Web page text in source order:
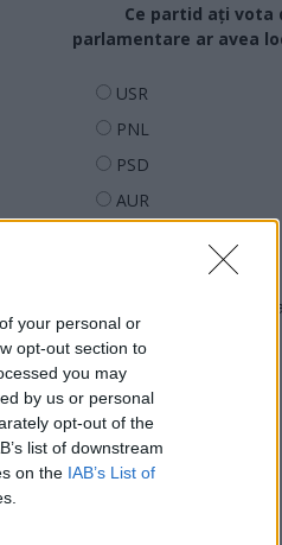
your personal or
opt-out section to
you may
by us or personal
opt-out of the
list of downstream
on the IAB’s List of
Ce partid ați vota
parlamentare ar avea
USR
PNL
PSD
AUR
PMP (Tomac)
Forța Dreptei (L.
PNȚMM
REPER
SENS
SOS (Șoșoacă)
POT (Gavrilă)